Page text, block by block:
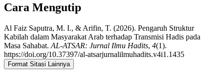
Cara Mengutip
Al Faiz Saputra, M. I., & Arifin, T. (2026). Pengaruh Struktur
Kabilah dalam Masyarakat Arab terhadap Transmisi Hadis pada
Masa Sahabat. AL-ATSAR: Jurnal Ilmu Hadits, 4(1).
https://doi.org/10.37397/al-atsarjurnalilmuhadits.v4i1.1435
Format Sitasi Lainnya